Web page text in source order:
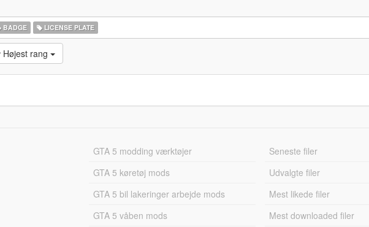
BADGE LICENSE PLATE
Højest rang
GTA 5 modding værktøjer
GTA 5 køretøj mods
GTA 5 bil lakeringer arbejde mods
GTA 5 våben mods
Seneste filer
Udvalgte filer
Mest likede filer
Mest downloaded filer